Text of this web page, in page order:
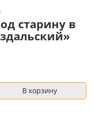
старину в
В корзину